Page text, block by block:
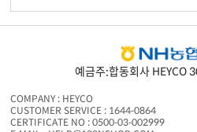
예금주:합동회사 HEYCO
COMPANY : HEYCO
CUSTOMER SERVICE : 1644-0864
CERTIFICATE NO : 0500-03-002999